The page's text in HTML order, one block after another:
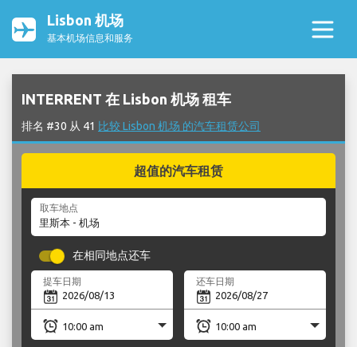
Lisbon 机场
基本机场信息和服务
INTERRENT 在 Lisbon 机场 租车
排名 #30 从 41 比较 Lisbon 机场 的汽车租赁公司
超值的汽车租赁
取车地点
在相同地点还车
提车日期 还车日期